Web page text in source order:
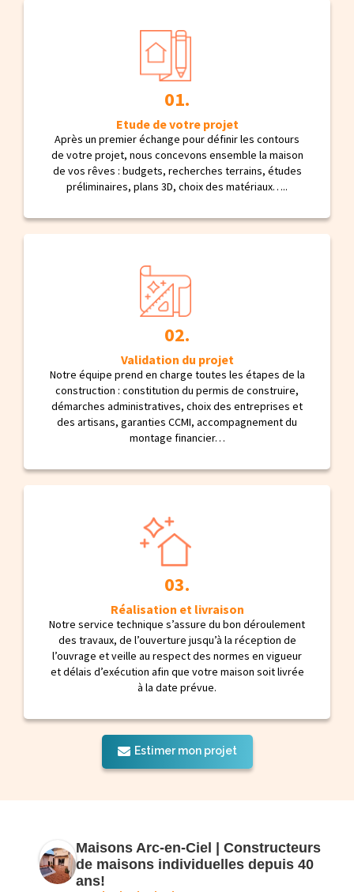
Etude de votre projet
Après un premier échange pour définir les contours
de votre projet, nous concevons ensemble la maison
de vos rêves : budgets, recherches terrains, études
préliminaires, plans 3D, choix des matériaux…..
Validation du projet
Notre équipe prend en charge toutes les étapes de la
construction : constitution du permis de construire,
démarches administratives, choix des entreprises et
des artisans, garanties CCMI, accompagnement du
montage financier…
Réalisation et livraison
Notre service technique s’assure du bon déroulement
des travaux, de l’ouverture jusqu’à la réception de
l’ouvrage et veille au respect des normes en vigueur
et délais d’exécution afin que votre maison soit livrée
à la date prévue.
Estimer mon projet
Maisons Arc-en-Ciel | Constructeurs
de maisons individuelles depuis 40
ans!